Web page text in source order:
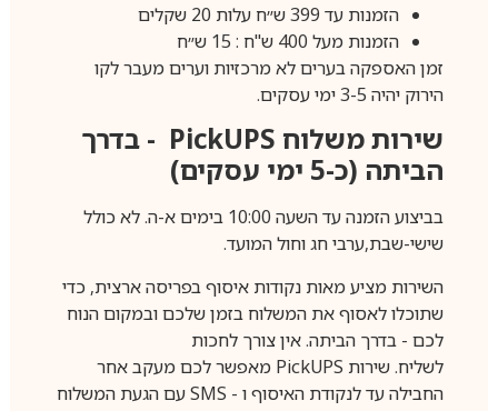
הזמנות עד 399 ש״ח עלות 20 שקלים
הזמנות מעל 400 ש"ח : 15 ש״ח
זמן האספקה בערים לא מרכזיות וערים מעבר לקו
הירוק יהיה 3-5 ימי עסקים.
שירות משלוח PickUPS- בדרך
הביתה (כ-5 ימי עסקים)
בביצוע הזמנה עד השעה 10:00 בימים א-ה. לא כולל
שישי-שבת,ערבי חג וחול המועד.
השירות מציע מאות נקודות איסוף בפריסה ארצית, כדי
שתוכלו לאסוף את המשלוח בזמן שלכם ובמקום הנוח
לכם - בדרך הביתה. אין צורך לחכות
לשליח. שירות PickUPSמאפשר לכם מעקב אחר
החבילה עד לנקודת האיסוף ו - SMSעם הגעת המשלוח